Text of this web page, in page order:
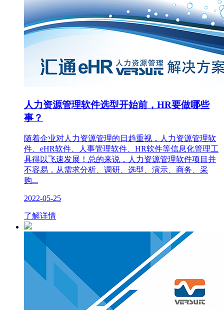
人力资源管理软件选型开始前，HR要做哪些
事？
随着企业对人力资源管理的日趋重视，人力资源管理软
件、eHR软件、人事管理软件、HR软件等信息化管理工
具得以飞速发展！总的来说，人力资源管理软件项目并
不容易，从需求分析、调研、选型、演示、商务、采
购...
2022-05-25
了解详情